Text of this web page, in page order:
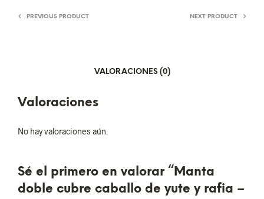
PREVIOUS PRODUCT NEXT PRODUCT
VALORACIONES (0)
Valoraciones
No hay valoraciones aún.
Sé el primero en valorar “Manta
doble cubre caballo de yute y rafia –